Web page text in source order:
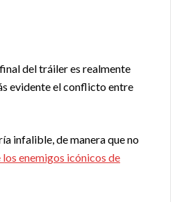
del tráiler es realmente
evidente el conflicto entre
infalible, de manera que no
enemigos icónicos de